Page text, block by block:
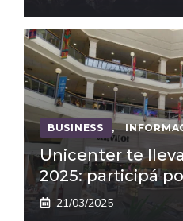
BUSINESS ,
Unicenter te
2025: participá
21/03/2025